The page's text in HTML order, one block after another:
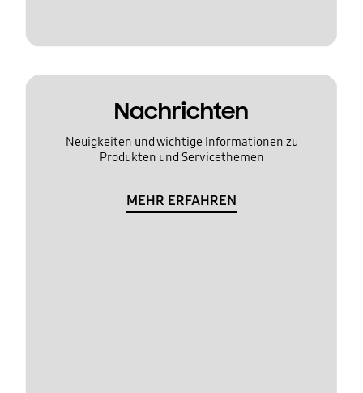
Nachrichten
Neuigkeiten und wichtige Informationen zu
Produkten und Servicethemen
MEHR ERFAHREN